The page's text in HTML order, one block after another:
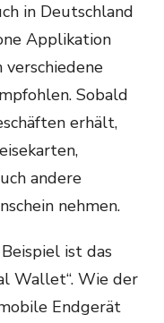
in Deutschland
Applikation
verschiedene
Sobald
erhält,
andere
nehmen.
ist das
Wallet“. Wie der
Endgerät